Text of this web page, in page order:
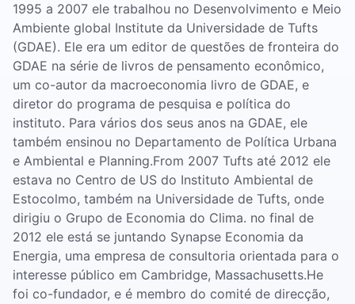
1995 a 2007 ele trabalhou no Desenvolvimento e Meio
Ambiente global Institute da Universidade de Tufts
(GDAE). Ele era um editor de questões de fronteira do
GDAE na série de livros de pensamento econômico,
um co-autor da macroeconomia livro de GDAE, e
diretor do programa de pesquisa e política do
instituto. Para vários dos seus anos na GDAE, ele
também ensinou no Departamento de Política Urbana
e Ambiental e Planning.From 2007 Tufts até 2012 ele
estava no Centro de US do Instituto Ambiental de
Estocolmo, também na Universidade de Tufts, onde
dirigiu o Grupo de Economia do Clima. no final de
2012 ele está se juntando Synapse Economia da
Energia, uma empresa de consultoria orientada para o
interesse público em Cambridge, Massachusetts.He
foi co-fundador, e é membro do comité de direcção,